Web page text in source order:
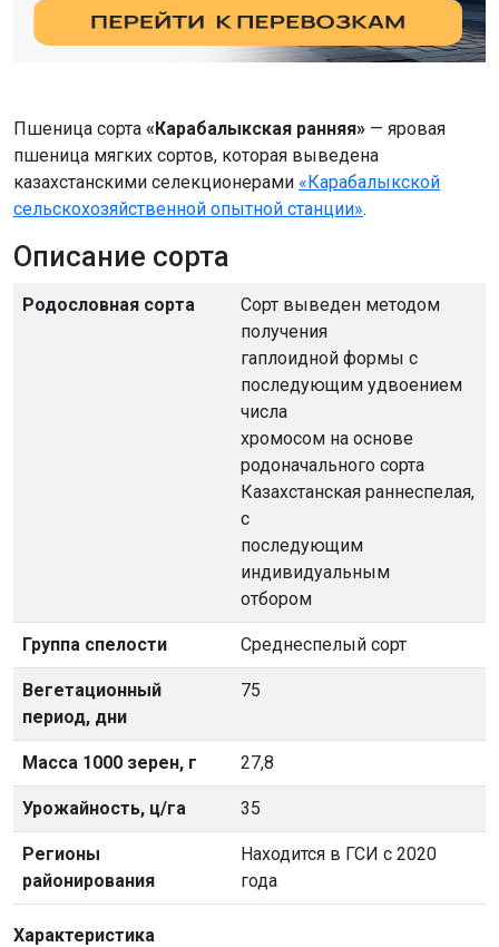
Пшеница сорта «Карабалыкская ранняя» — яровая
пшеница мягких сортов, которая выведена
казахстанскими селекционерами «Карабалыкской
сельскохозяйственной опытной станции».
Описание сорта
Родословная сорта
Сорт выведен методом
получения
гаплоидной формы с
последующим удвоением
числа
хромосом на основе
родоначального сорта
Казахстанская раннеспелая,
с
последующим
индивидуальным
отбором
Группа спелости Среднеспелый сорт
Вегетационный
период, дни
75
Масса 1000 зерен, г 27,8
Урожайность, ц/га 35
Регионы
районирования
Находится в ГСИ с 2020
года
Характеристика